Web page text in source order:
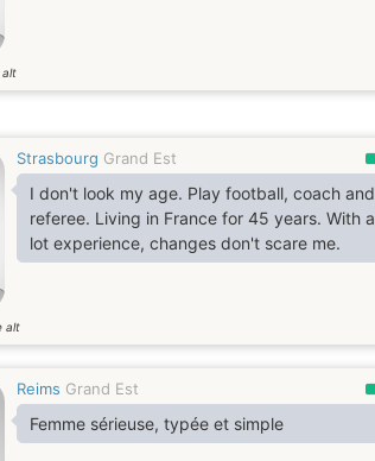
alt
Strasbourg Grand Est
I don't look my age. Play football, coach and
referee. Living in France for 45 years. With a
lot experience, changes don't scare me.
alt
Reims Grand Est
Femme sérieuse, typée et simple